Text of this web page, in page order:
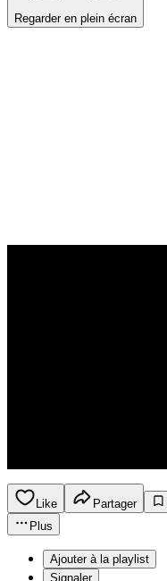
Regarder en plein écran
Like Partager
Plus
Ajouter à la playlist
Signaler